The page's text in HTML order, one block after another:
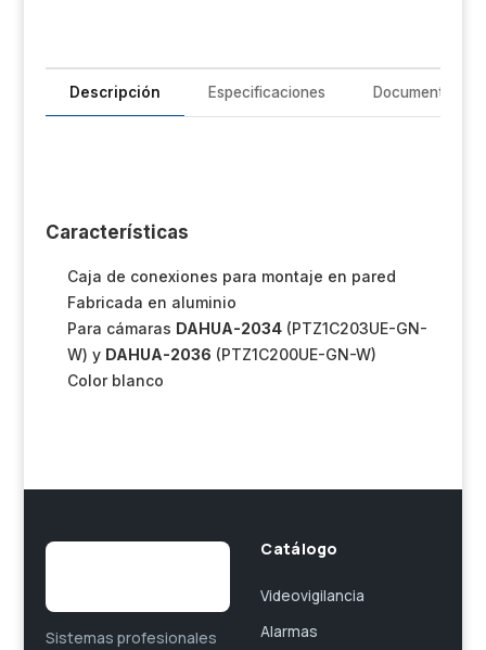
Descripción Especificaciones Documentación
Características
Caja de conexiones para montaje en pared
Fabricada en aluminio
Para cámaras DAHUA-2034 (PTZ1C203UE-GN-
W) y DAHUA-2036 (PTZ1C200UE-GN-W)
Color blanco
Sistemas profesionales
Catálogo
Videovigilancia
Alarmas